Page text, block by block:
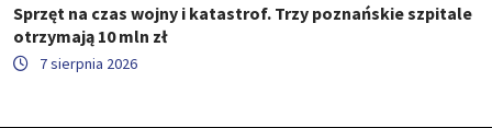
Sprzęt na czas wojny i katastrof. Trzy poznańskie szpitale
otrzymają 10 mln zł
7 sierpnia 2026